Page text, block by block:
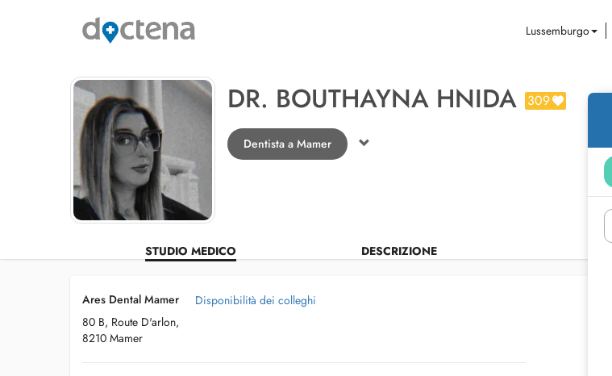
Lussemburgo
DR. BOUTHAYNA HNIDA 309
Dentista a Mamer
STUDIO MEDICO DESCRIZIONE
Ares Dental Mamer
80 B, Route D'arlon,
8210 Mamer
Disponibilità dei colleghi